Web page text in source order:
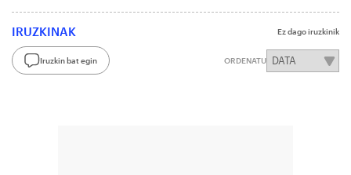
IRUZKINAK Ez dago iruzkinik
Iruzkin bat egin ORDENATU